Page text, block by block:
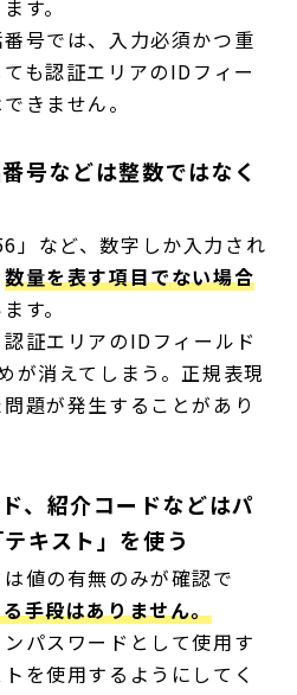
す。
号では、入力必須かつ重
も認証エリアのIDフィー
きません。
号などは整数ではなく
」など、数字しか入力され
数量を表す項目でない場合
す。
証エリアのIDフィールド
が消えてしまう。正規表現
題が発生することがあり
、紹介コードなどはパ
キスト」を使う
値の有無のみが確認で
手段はありません。
パスワードとして使用す
を使用するようにしてく